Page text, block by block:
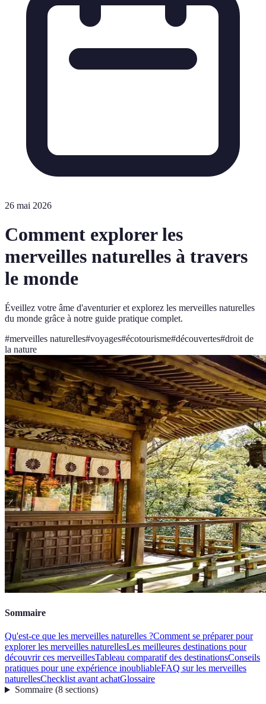
26 mai 2026
Comment explorer les
merveilles naturelles à travers
le monde
Éveillez votre âme d'aventurier et explorez les merveilles naturelles
du monde grâce à notre guide pratique complet.
#merveilles naturelles#voyages#écotourisme#découvertes#droit de
la nature
Sommaire
Qu'est-ce que les merveilles naturelles ?Comment se préparer pour
explorer les merveilles naturellesLes meilleures destinations pour
découvrir ces merveillesTableau comparatif des destinationsConseils
pratiques pour une expérience inoubliableFAQ sur les merveilles
naturellesChecklist avant achatGlossaire
Sommaire(8 sections)